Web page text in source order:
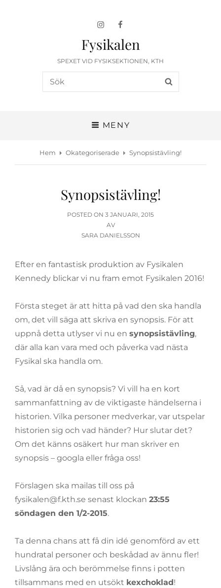
InstagramFacebook
Fysikalen
SPEXET VID FYSIKSEKTIONEN, KTH
Sök
efter:
MENY
Hem Okategoriserade Synopsistävling!
Synopsistävling!
POSTED ON PUBLICERAT
DEN
3 JANUARI, 2015
AV
SARA DANIELSSON
Efter en fantastisk produktion av Fysikalen
Kennedy blickar vi nu fram emot Fysikalen 2016!
Första steget är att hitta på vad den ska handla
om, det vill säga att skriva en synopsis. För att
uppnå detta utlyser vi nu en synopsistävling,
där alla kan vara med och påverka vad nästa
Fysikal ska handla om.
Så, vad är då en synopsis? Vi vill ha en kort
sammanfattning av de viktigaste händelserna i
historien. Vilka personer medverkar, var utspelar
historien sig och vad händer? Hur slutar det?
Om det känns osäkert hur man skriver en
synopsis – googla eller fråga oss!
Förslagen ska mailas till oss på
fysikalen@f.kth.se senast klockan 23:55
söndagen den 1/2-2015.
Ta denna chans att få din idé genomförd av ett
hundratal personer och beskådad av ännu fler!
Livslång ära och berömmelse finns i potten
tillsammans med en utsökt kexchoklad!